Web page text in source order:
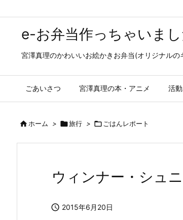
e-お弁当作っちゃいま
宮澤真理のかわいいお絵かきお弁当(オリジナル
ごあいさつ 宮澤真理の本・アニメ 活
ホーム > 旅行 >  ごはんレポート
ウィンナー・シュ
 2015年6月20日